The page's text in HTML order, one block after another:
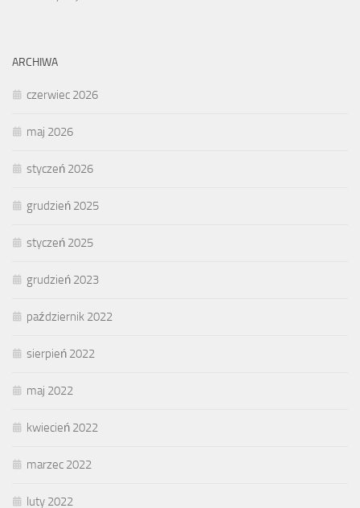
ARCHIWA
czerwiec 2026
maj 2026
styczeń 2026
grudzień 2025
styczeń 2025
grudzień 2023
październik 2022
sierpień 2022
maj 2022
kwiecień 2022
marzec 2022
luty 2022